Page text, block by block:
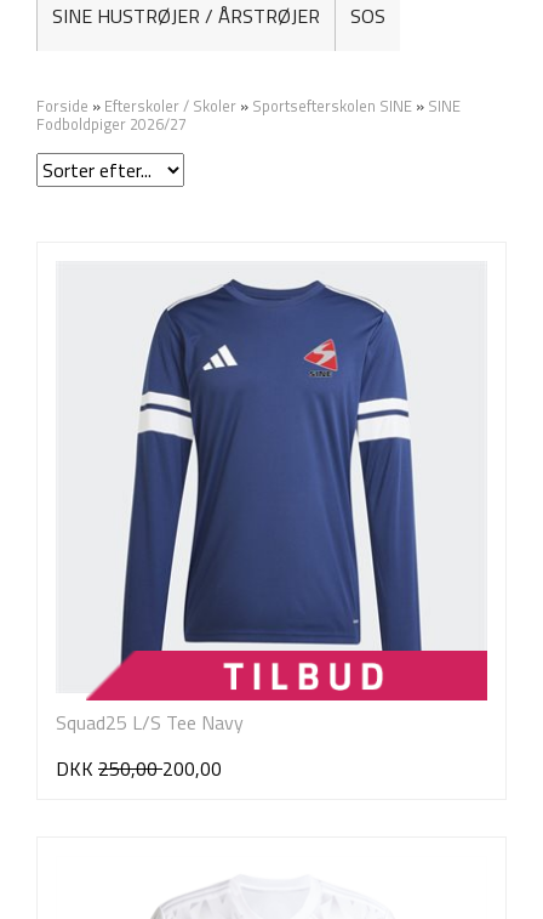
SINE HUSTRØJER / ÅRSTRØJER SOS
Forside » Efterskoler / Skoler » Sportsefterskolen SINE » SINE
Fodboldpiger 2026/27
Squad25 L/S Tee Navy
DKK 250,00200,00